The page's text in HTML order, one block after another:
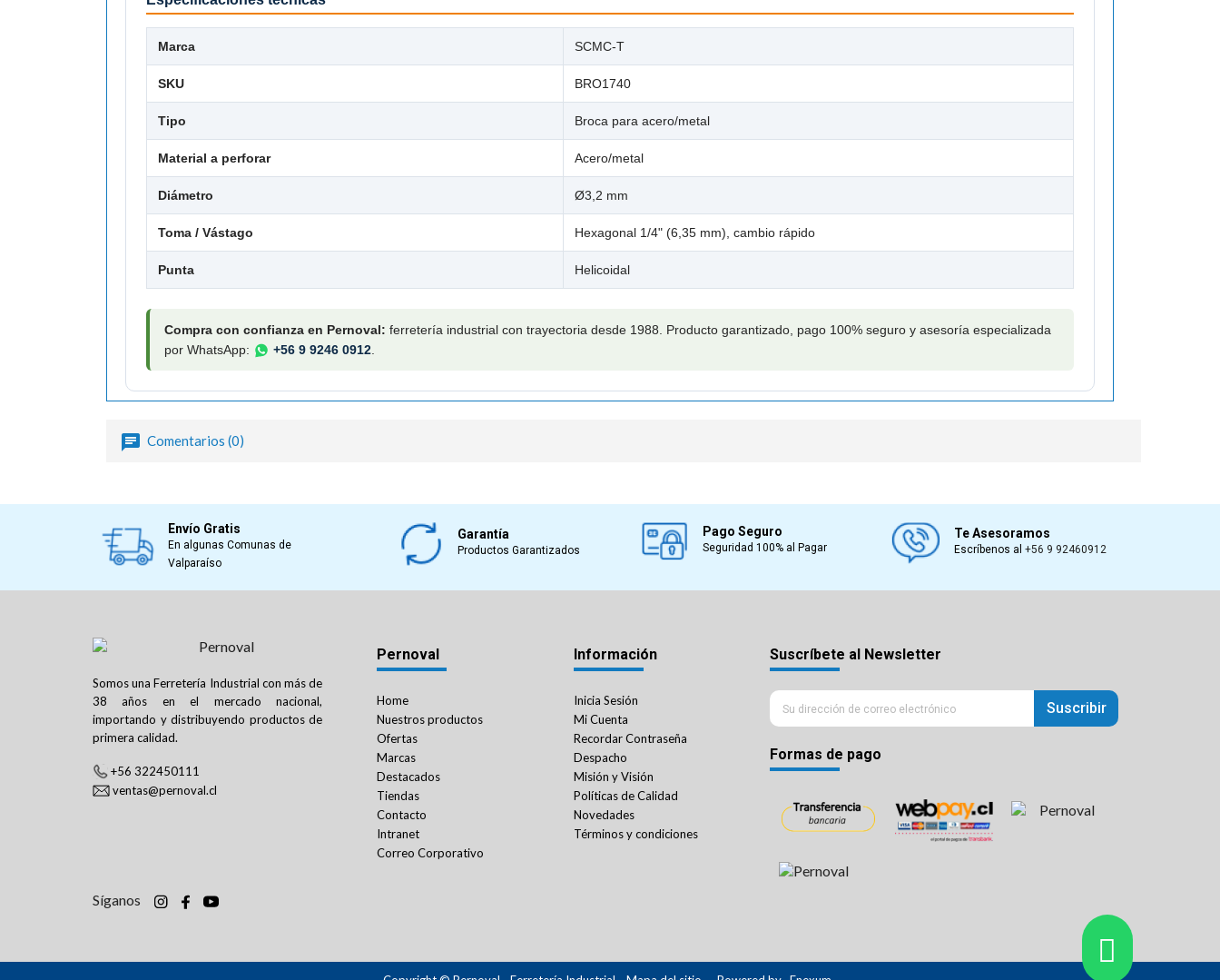
Marca SCMC-T
SKU BRO1740
Tipo Broca para acero/metal
Material a perforar Acero/metal
Diámetro Ø3,2 mm
Toma / Vástago Hexagonal 1/4" (6,35 mm), cambio rápido
Punta Helicoidal
Compra con confianza en Pernoval: ferretería industrial con trayectoria desde 1988. Producto garantizado, pago 100% seguro y asesoría especializada
por WhatsApp:
+56 9 9246 0912
Comentarios (0)
Envío Gratis
En algunas Comunas de
Valparaíso
Garantía
Productos Garantizados
Pago Seguro
Seguridad 100% al Pagar
Te Asesoramos
Escríbenos al+56 9 92460912
Somos una Ferretería Industrial con más de
38 años en el mercado nacional,
importando y distribuyendo productos de
primera calidad.
+56 322450111
ventas@pernoval.cl
Síganos
Pernoval
Home
Nuestros productos
Ofertas
Marcas
Destacados
Tiendas
Contacto
Intranet
Correo Corporativo
Información
Inicia Sesión
Mi Cuenta
Recordar Contraseña
Despacho
Misión y Visión
Políticas de Calidad
Novedades
Términos y condiciones
Suscríbete al Newsletter
Suscribir
Formas de pago